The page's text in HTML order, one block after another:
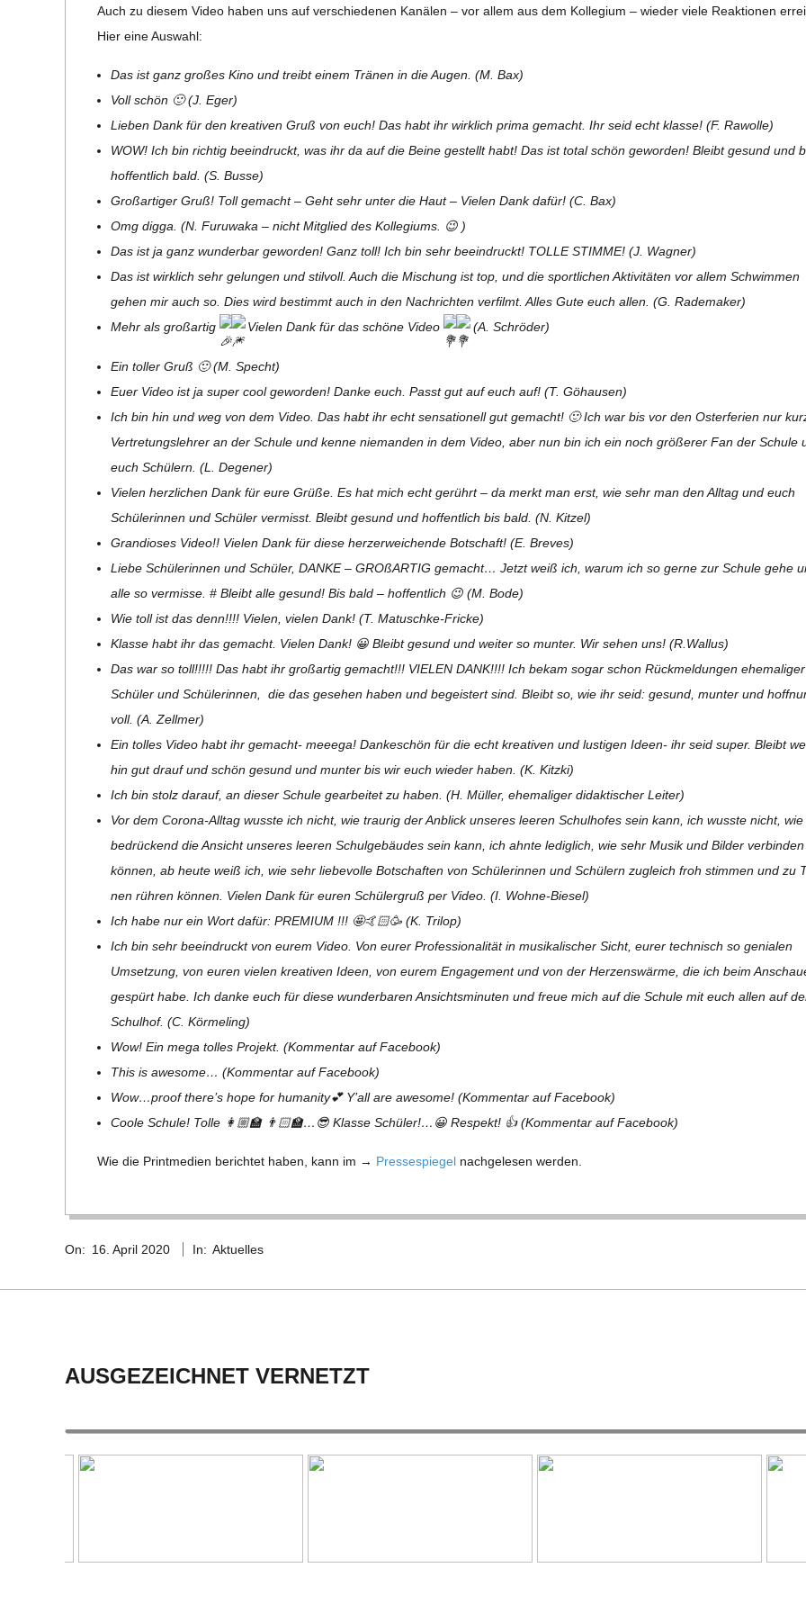
Auch zu die­sem Video haben uns auf ver­schie­de­nen Kanä­len – vor allem aus dem Kol­le­gium – wie­der viele Reak­tio­nen
Hier eine Auswahl:
Das ist ganz gro­ßes Kino und treibt einem Trä­nen in die Augen. (M. Bax)
Voll schön 🙂 (J. Eger)
Lie­ben Dank für den krea­ti­ven Gruß von euch! Das habt ihr wirk­lich prima gemacht. Ihr seid echt klasse! (F. Rawolle)
WOW! Ich bin rich­tig beein­druckt, was ihr da auf die Beine gestellt habt! Das ist total schön gewor­den! Bleibt gesund und
hof­fent­lich bald. (S. Busse)
Groß­ar­ti­ger Gruß! Toll gemacht – Geht sehr unter die Haut – Vie­len Dank dafür! (C. Bax)
Omg digga. (N. Furu­waka – nicht Mit­glied des Kollegiums. 😉 )
Das ist ja ganz wun­der­bar gewor­den! Ganz toll! Ich bin sehr beein­druckt! TOLLE STIMME! (J. Wagner)
Das ist wirk­lich sehr gelun­gen und stil­voll. Auch die Mischung ist top, und die sport­li­chen Akti­vi­tä­ten vor allem Schwim­men
gehen mir auch so. Dies wird bestimmt auch in den Nach­rich­ten ver­filmt. Alles Gute euch allen. (G. Rademaker)
Mehr als groß­ar­tig
Vie­len Dank für das schöne Video (A. Schröder)
Ein tol­ler Gruß 🙂 (M. Specht)
Euer Video ist ja super cool gewor­den! Danke euch. Passt gut auf euch auf! (T. Göhausen)
Ich bin hin und weg von dem Video. Das habt ihr echt sen­sa­tio­nell gut gemacht! 🙂 Ich war bis vor den Oster­fe­rien nur
Ver­tre­tungs­leh­rer an der Schule und kenne nie­man­den in dem Video, aber nun bin ich ein noch grö­ße­rer Fan der Schule
euch Schü­lern. (L. Degener)
Vie­len herz­li­chen Dank für eure Grüße. Es hat mich echt gerührt – da merkt man erst, wie sehr man den All­tag und euch
Schü­le­rin­nen und Schü­ler ver­misst. Bleibt gesund und hof­fent­lich bis bald. (N. Kitzel)
Gran­dio­ses Video!! Vie­len Dank für diese herz­er­wei­chende Bot­schaft! (E. Breves)
Liebe Schü­le­rin­nen und Schü­ler, DANKE – GROß­AR­TIG gemacht… Jetzt weiß ich, warum ich so gerne zur Schule gehe
alle so ver­misse. # Bleibt alle gesund! Bis bald – hof­fent­lich 😉 (M. Bode)
Wie toll ist das denn!!!! Vie­len, vie­len Dank! (T. Matuschke-Fricke)
Klasse habt ihr das gemacht. Vie­len Dank! 😀 Bleibt gesund und wei­ter so mun­ter. Wir sehen uns! (R.Wallus)
Das war so toll!!!!! Das habt ihr groß­ar­tig gemacht!!! VIELEN DANK!!!! Ich bekam sogar schon Rück­mel­dun­gen ehe­ma­li­ger
Schü­ler und Schü­le­rin­nen, die das gese­hen haben und begeis­tert sind. Bleibt so, wie ihr seid: gesund, mun­ter und
voll. (A. Zellmer)
Ein tol­les Video habt ihr gemacht- meeega! Dan­ke­schön für die echt krea­ti­ven und lus­ti­gen Ideen- ihr seid super. Bleibt
hin gut drauf und schön gesund und mun­ter bis wir euch wie­der haben. (K. Kitzki)
Ich bin stolz dar­auf, an die­ser Schule gear­bei­tet zu haben. (H. Mül­ler, ehe­ma­li­ger didak­ti­scher Leiter)
Vor dem Corona-All­tag wusste ich nicht, wie trau­rig der Anblick unse­res lee­ren Schul­ho­fes sein kann, ich wusste nicht, wie
bedrü­ckend die Ansicht unse­res lee­ren Schul­ge­bäu­des sein kann, ich ahnte ledig­lich, wie sehr Musik und Bil­der ver­bin­den
kön­nen, ab heute weiß ich, wie sehr lie­be­volle Bot­schaf­ten von Schü­le­rin­nen und Schü­lern zugleich froh stim­men und zu
nen rüh­ren kön­nen. Vie­len Dank für euren Schü­ler­gruß per Video. (I. Wohne-Biesel)
Ich habe nur ein Wort dafür: PREMIUM !!! 🤩🤙🏻🥳 (K. Trilop)
Ich bin sehr beein­druckt von eurem Video. Von eurer Pro­fes­sio­na­li­tät in musi­ka­li­scher Sicht, eurer tech­nisch so genia­len
Umset­zung, von euren vie­len krea­ti­ven Ideen, von eurem Enga­ge­ment und von der Her­zens­wärme, die ich beim
gespürt habe. Ich danke euch für diese wun­der­ba­ren Ansichts­mi­nu­ten und freue mich auf die Schule mit euch allen auf
Schul­hof. (C. Körmeling)
Wow! Ein mega tol­les Pro­jekt. (Kom­men­tar auf Facebook)
This is awe­some… (Kom­men­tar auf Facebook)
Wow…proof there’s hope for huma­nity💕Y’all are awe­some! (Kom­men­tar auf Facebook)
Coole Schule! Tolle 👩🏼‍🏫 👨🏻‍🏫… 😎 Klasse Schü­ler!… 😀 Respekt! 👍 (Kom­men­tar auf Facebook)
Wie die Print­me­dien berich­tet haben, kann im → Pres­se­spie­gel nach­ge­le­sen werden.
04-
On: 16. April 2020 In: Aktuelles
AUSGEZEICHNET VERNETZT